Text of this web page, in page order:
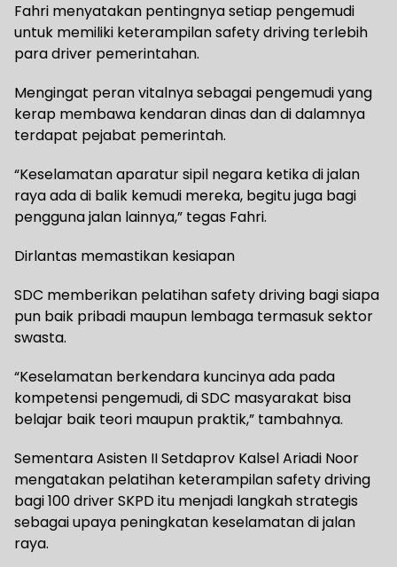
Fahri menyatakan pentingnya setiap pengemudi
untuk memiliki keterampilan safety driving terlebih
para driver pemerintahan.
Mengingat peran vitalnya sebagai pengemudi yang
kerap membawa kendaran dinas dan di dalamnya
terdapat pejabat pemerintah.
“Keselamatan aparatur sipil negara ketika di jalan
raya ada di balik kemudi mereka, begitu juga bagi
pengguna jalan lainnya,” tegas Fahri.
Dirlantas memastikan kesiapan
SDC memberikan pelatihan safety driving bagi siapa
pun baik pribadi maupun lembaga termasuk sektor
swasta.
“Keselamatan berkendara kuncinya ada pada
kompetensi pengemudi, di SDC masyarakat bisa
belajar baik teori maupun praktik,” tambahnya.
Sementara Asisten II Setdaprov Kalsel Ariadi Noor
mengatakan pelatihan keterampilan safety driving
bagi 100 driver SKPD itu menjadi langkah strategis
sebagai upaya peningkatan keselamatan di jalan
raya.